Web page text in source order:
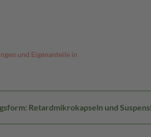
und Eigenanteile in
Retardmikrokapseln und